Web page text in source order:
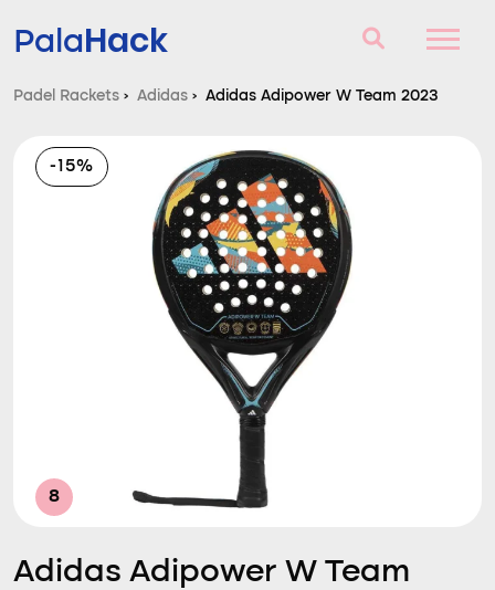
PalaHack
Vragen en antwoorden
Vergelijker
Padel Rackets › Adidas › Adidas Adipower W Team 2023
-15%
8
Adidas Adipower W Team